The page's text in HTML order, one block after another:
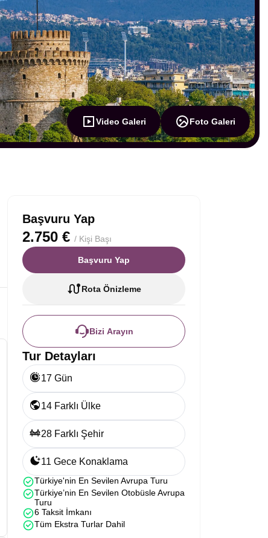
Video Galeri Foto Galeri
Başvuru Yap
2.750 € / Kişi Başı
Başvuru Yap
Rota Önizleme
Bizi Arayın
Tur Detayları
17 Gün
14 Farklı Ülke
28 Farklı Şehir
11 Gece Konaklama
Türkiye'nin En Sevilen Avrupa Turu
Türkiye’nin En Sevilen Otobüsle Avrupa
Turu
6 Taksit İmkanı
Tüm Ekstra Turlar Dahil